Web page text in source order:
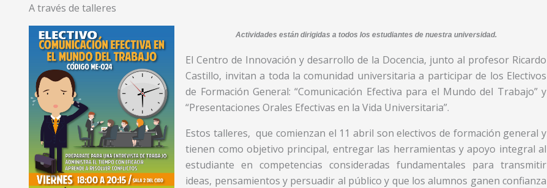
A través de talleres
Actividades están dirigidas a todos los estudiantes de nuestra universidad.
El Centro de Innovación y desarrollo de la Docencia, junto al profesor Ricardo
Castillo, invitan a toda la comunidad universitaria a participar de los Electivos
de Formación General: “Comunicación Efectiva para el Mundo del Trabajo” y
“Presentaciones Orales Efectivas en la Vida Universitaria”.
Estos talleres, que comienzan el 11 abril son electivos de formación general y
tienen como objetivo principal, entregar las herramientas y apoyo integral al
estudiante en competencias consideradas fundamentales para transmitir
ideas, pensamientos y persuadir al público y que los alumnos ganen confianza